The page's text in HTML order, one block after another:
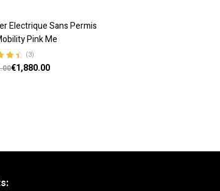
Electrique Sans Permis
Pink Me
(3)
€1,880.00